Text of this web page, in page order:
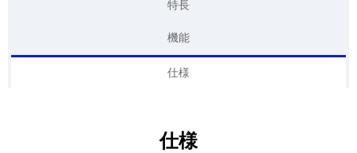
ナ
特長
機能
仕様
仕様